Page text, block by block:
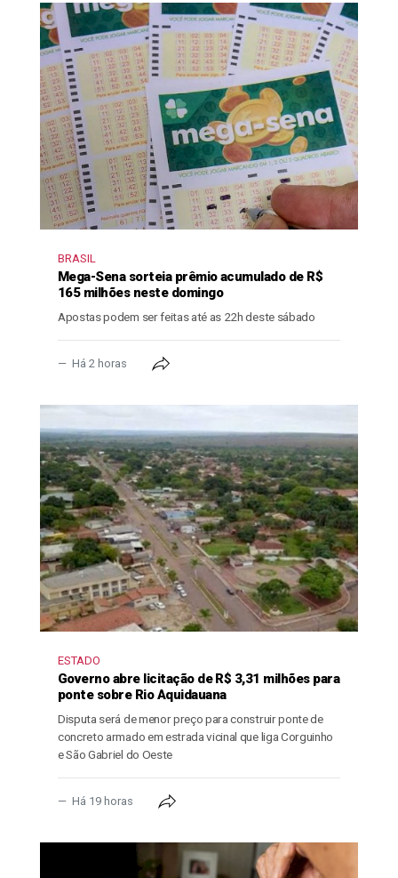
BRASIL
Mega-Sena sorteia prêmio acumulado de R$
165 milhões neste domingo
Apostas podem ser feitas até as 22h deste sábado
Há 2 horas
ESTADO
Governo abre licitação de R$ 3,31 milhões para
ponte sobre Rio Aquidauana
Disputa será de menor preço para construir ponte de
concreto armado em estrada vicinal que liga Corguinho
e São Gabriel do Oeste
Há 19 horas